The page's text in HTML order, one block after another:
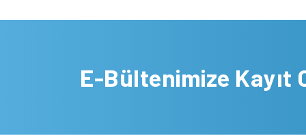
E-Bültenimize Kayıt